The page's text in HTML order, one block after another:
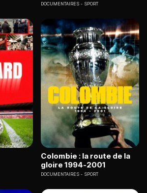
DOCUMENTAIRES SPORT
Colombie : la route de la
gloire 1994-2001
DOCUMENTAIRES SPORT